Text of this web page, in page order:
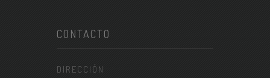
CONTACTO
DIRECCIÓN